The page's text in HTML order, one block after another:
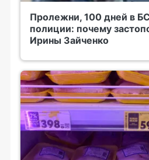
Пролежни, 100 дней в
полиции: почему
Ирины Зайченко